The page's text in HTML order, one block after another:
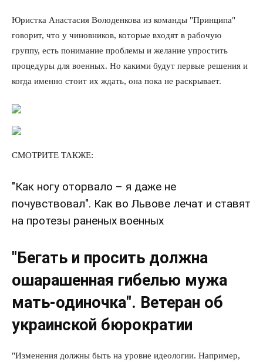
Юристка Анастасия Володенкова из команды "Принципа"
говорит, что у чиновников, которые входят в рабочую
группу, есть понимание проблемы и желание упростить
процедуры для военных. Но какими будут первые решения и
когда именно стоит их ждать, она пока не раскрывает.
СМОТРИТЕ ТАКЖЕ:
"Как ногу оторвало – я даже не
почувствовал". Как во Львове лечат и ставят
на протезы раненых военных
"Бегать и просить должна
ошарашенная гибелью мужа
мать-одиночка". Ветеран об
украинской бюрократии
"Изменения должны быть на уровне идеологии. Например,